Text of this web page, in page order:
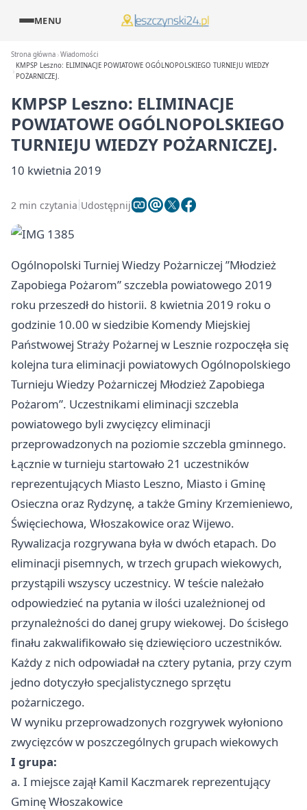
MENU
Strona główna Wiadomości
KMPSP Leszno: ELIMINACJE POWIATOWE OGÓLNOPOLSKIEGO TURNIEJU WIEDZY
POŻARNICZEJ.
KMPSP Leszno: ELIMINACJE
POWIATOWE OGÓLNOPOLSKIEGO
TURNIEJU WIEDZY POŻARNICZEJ.
10 kwietnia 2019
2 min czytania Udostępnij
Ogólnopolski Turniej Wiedzy Pożarniczej ”Młodzież
Zapobiega Pożarom” szczebla powiatowego 2019
roku przeszedł do historii. 8 kwietnia 2019 roku o
godzinie 10.00 w siedzibie Komendy Miejskiej
Państwowej Straży Pożarnej w Lesznie rozpoczęła się
kolejna tura eliminacji powiatowych Ogólnopolskiego
Turnieju Wiedzy Pożarniczej Młodzież Zapobiega
Pożarom”. Uczestnikami eliminacji szczebla
powiatowego byli zwycięzcy eliminacji
przeprowadzonych na poziomie szczebla gminnego.
Łącznie w turnieju startowało 21 uczestników
reprezentujących Miasto Leszno, Miasto i Gminę
Osieczna oraz Rydzynę, a także Gminy Krzemieniewo,
Święciechowa, Włoszakowice oraz Wijewo.
Rywalizacja rozgrywana była w dwóch etapach. Do
eliminacji pisemnych, w trzech grupach wiekowych,
przystąpili wszyscy uczestnicy. W teście należało
odpowiedzieć na pytania w ilości uzależnionej od
przynależności do danej grupy wiekowej. Do ścisłego
finału zakwalifikowało się dziewięcioro uczestników.
Każdy z nich odpowiadał na cztery pytania, przy czym
jedno dotyczyło specjalistycznego sprzętu
pożarniczego.
W wyniku przeprowadzonych rozgrywek wyłoniono
zwycięzców w poszczególnych grupach wiekowych
I grupa:
a. I miejsce zajął Kamil Kaczmarek reprezentujący
Gminę Włoszakowice